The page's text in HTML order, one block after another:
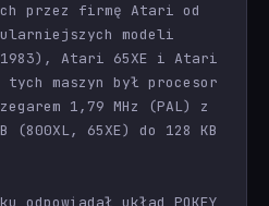
przez firmę Atari od
modeli
Atari 65XE i Atari
tych maszyn był procesor
1,79 MHz (PAL) z
(800XL, 65XE) do 128 KB
odpowiadał układ POKEY